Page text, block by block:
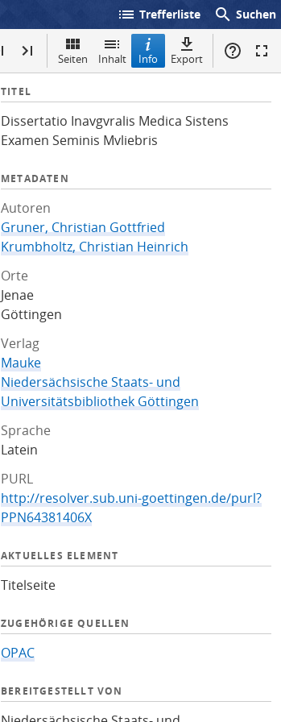
list Trefferliste search Suchen
Seiten Inhalt Info Export
I
f
o
TITEL
Dissertatio Inavgvralis Medica Sistens
Examen Seminis Mvliebris
METADATEN
Autoren
Gruner, Christian Gottfried
Krumbholtz, Christian Heinrich
Orte
Jenae
Göttingen
Verlag
Mauke
Niedersächsische Staats- und
Universitätsbibliothek Göttingen
Sprache
Latein
PURL
http://resolver.sub.uni-goettingen.de/purl?
PPN64381406X
AKTUELLES ELEMENT
Titelseite
ZUGEHÖRIGE QUELLEN
OPAC
BEREITGESTELLT VON